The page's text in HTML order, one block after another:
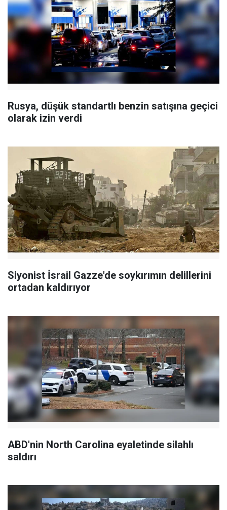
Rusya, düşük standartlı benzin satışına geçici
olarak izin verdi
Siyonist İsrail Gazze'de soykırımın delillerini
ortadan kaldırıyor
ABD'nin North Carolina eyaletinde silahlı
saldırı